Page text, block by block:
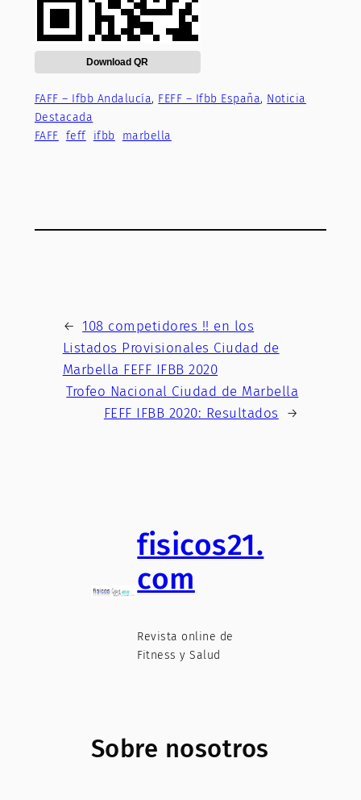
Download QR
FAFF – Ifbb Andalucía, FEFF – Ifbb España, Noticia
Destacada
FAFF feff ifbb marbella
← 108 competidores !! en los
Listados Provisionales Ciudad de
Marbella FEFF IFBB 2020
Trofeo Nacional Ciudad de Marbella
FEFF IFBB 2020: Resultados
→
fisicos21.
com
Revista online de
Fitness y Salud
Sobre nosotros